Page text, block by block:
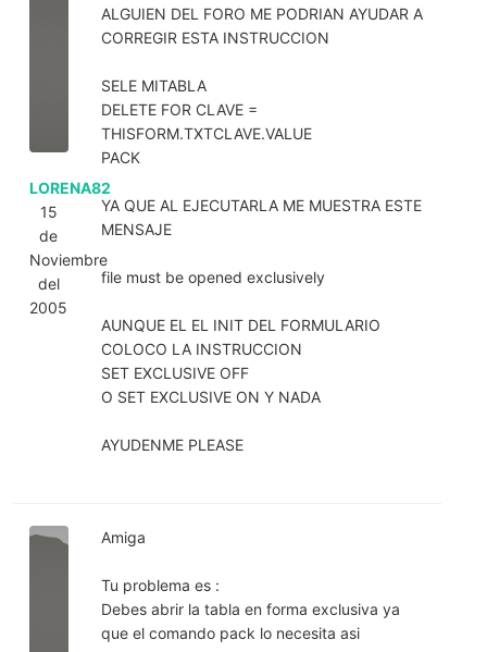
LORENA82
15
de
Noviembre
del
2005
ALGUIEN DEL FORO ME PODRIAN AYUDAR A
CORREGIR ESTA INSTRUCCION
SELE MITABLA
DELETE FOR CLAVE =
THISFORM.TXTCLAVE.VALUE
PACK
YA QUE AL EJECUTARLA ME MUESTRA ESTE
MENSAJE
file must be opened exclusively
AUNQUE EL EL INIT DEL FORMULARIO
COLOCO LA INSTRUCCION
SET EXCLUSIVE OFF
O SET EXCLUSIVE ON Y NADA
AYUDENME PLEASE
Amiga
Tu problema es :
Debes abrir la tabla en forma exclusiva ya
que el comando pack lo necesita asi